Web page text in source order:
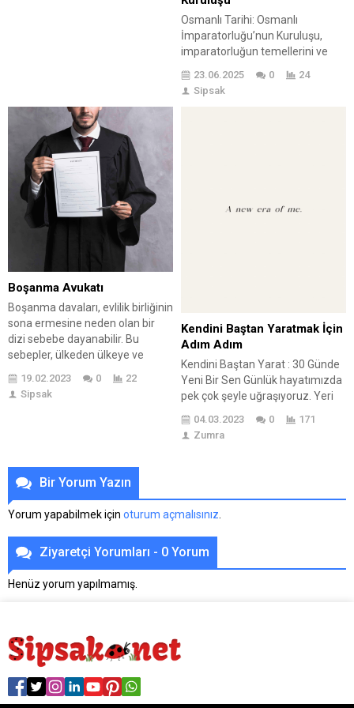
Osmanlı Tarihi: Osmanlı
İmparatorluğu’nun Kuruluşu,
imparatorluğun temellerini ve
Osmanlı Tarihi’nde kuruluştan
itibaren önemli olaylar,
ve önemli dönüm noktaları da
23.06.2025 0
24
Sipsak
Boşanma Avukatı
Boşanma davaları, evlilik birliğinin
sona ermesine neden olan bir
dizi sebebe dayanabilir. Bu
sebepler, ülkeden ülkeye ve
ortak boşanma sebepleri
şunlardır:
19.02.2023 0
22
Sipsak
Kendini Baştan Yaratmak İçin
Adım Adım
Kendini Baştan Yarat : 30 Günde
Yeni Bir Sen Günlük hayatımızda
pek çok şeyle uğraşıyoruz. Yeri
ya da işlerden kafamızı
kaldıramıyoruz. Yeri geliyor
alabiliyor muyuz? Kendimizle ne
kadar sağlıklı şeyler...
04.03.2023 0
171
Zumra
Bir Yorum Yazın
Yorum yapabilmek için oturum açmalısınız
Ziyaretçi Yorumları - 0 Yorum
Henüz yorum yapılmamış.